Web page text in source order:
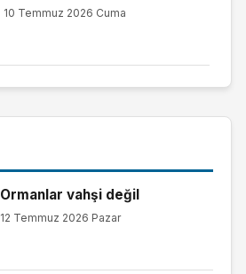
10 Temmuz 2026 Cuma
Ormanlar vahşi değil
12 Temmuz 2026 Pazar